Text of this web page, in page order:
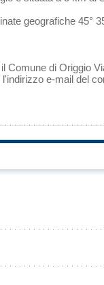
geografiche 45°
Comune di Origgio
e-mail del